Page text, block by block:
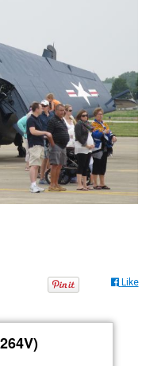
Like